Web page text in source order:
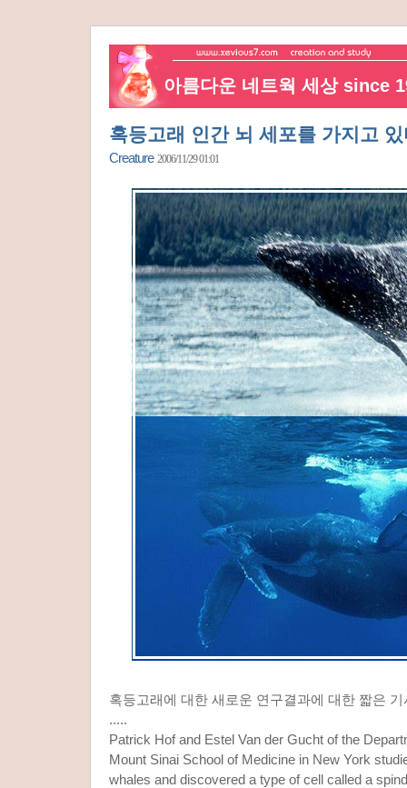
아름다운 네트웍 세상 since
혹등고래 인간 뇌 세포를 가지고
Creature 2006/11/29 01:01
혹등고래에 대한 새로운 연구결과에 대한 짧은 기
.....
Patrick Hof and Estel Van der Gucht of the
Mount Sinai School of Medicine in New York
whales and discovered a type of cell called a